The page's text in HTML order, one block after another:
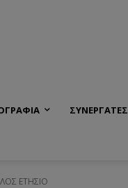
ΣΥΝΕΡΓΑΤΕΣ
ΕΤΗΣΙΟ